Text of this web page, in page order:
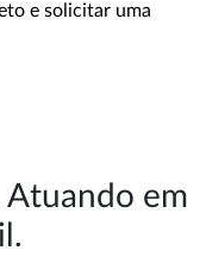
e solicitar uma
em